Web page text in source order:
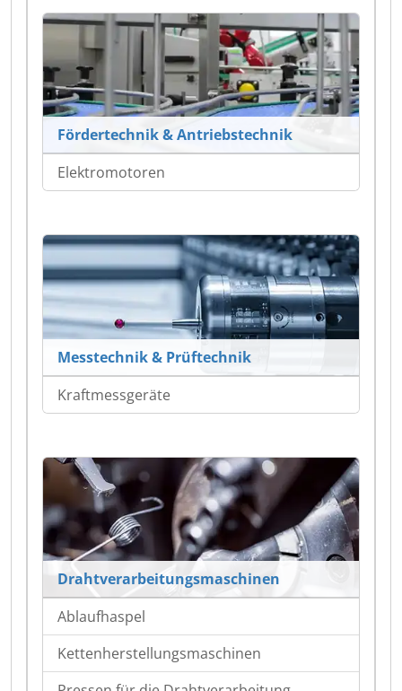
Fördertechnik & Antriebstechnik
Elektromotoren
Messtechnik & Prüftechnik
Kraftmessgeräte
Drahtverarbeitungsmaschinen
Ablaufhaspel
Kettenherstellungsmaschinen